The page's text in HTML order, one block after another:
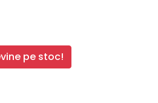
pe stoc!